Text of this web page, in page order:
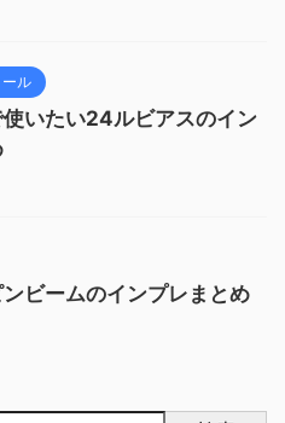
ル
いたい24ルビアスのイン
ビームのインプレまとめ